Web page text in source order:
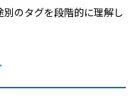
のタグを段階的に理解し